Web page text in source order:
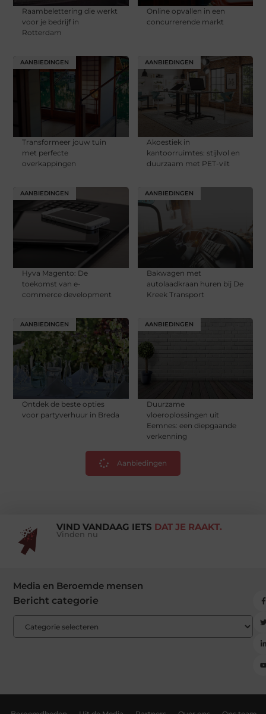
Raambelettering die werkt
voor je bedrijf in
Rotterdam
Online opvallen in een
concurrerende markt
AANBIEDINGEN
Transformeer jouw tuin
met perfecte
overkappingen
AANBIEDINGEN
Akoestiek in
kantoorruimtes: stijlvol en
duurzaam met PET-vilt
AANBIEDINGEN
Hyva Magento: De
toekomst van e-
commerce development
AANBIEDINGEN
Bakwagen met
autolaadkraan huren bij De
Kreek Transport
AANBIEDINGEN
Ontdek de beste opties
voor partyverhuur in Breda
AANBIEDINGEN
Duurzame
vloeroplossingen uit
Eemnes: een diepgaande
verkenning
Aanbiedingen
VIND VANDAAG IETS DAT JE RAAKT.
Vinden nu
Media en Beroemde mensen
Bericht categorie